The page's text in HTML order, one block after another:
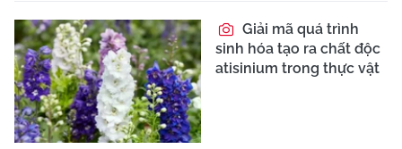
Giải mã quá trình
sinh hóa tạo ra chất độc
atisinium trong thực vật